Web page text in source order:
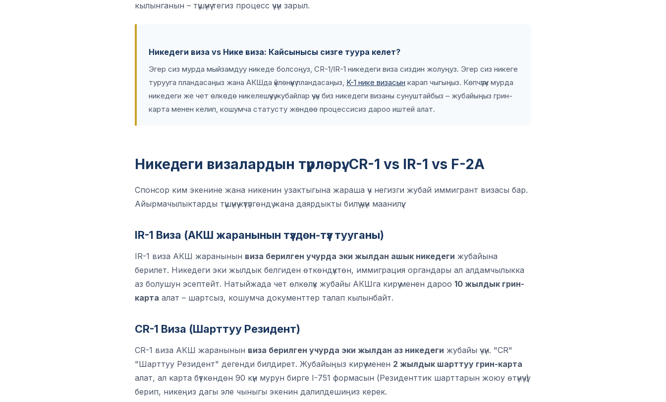
кылынганын – түшүнүү тегиз процесс үчүн зарыл.
Никедеги виза vs Нике виза: Кайсынысы сизге туура келет?
Эгер сиз мурда мыйзамдуу никеде болсоңуз, CR-1/IR-1 никедеги виза сиздин жолуңуз. Эгер сиз никеге
турууга пландасаңыз жана АКШда үйлөнүүнү пландасаңыз, K-1 нике визасын карап чыгыңыз. Көпчүлүк мурда
никедеги же чет өлкөдө никелешүүчү жубайлар үчүн биз никедеги визаны сунуштайбыз – жубайыңыз грин-
карта менен келип, кошумча статусту жөндөө процессисиз дароо иштей алат.
Никедеги визалардын түрлөрү: CR-1 vs IR-1 vs F-2A
Спонсор ким экенине жана никенин узактыгына жараша үч негизги жубай иммигрант визасы бар.
Айырмачылыктарды түшүнүү күтүлгөндү жана даярдыкты билүү үчүн маанилүү.
IR-1 Виза (АКШ жаранынын түздөн-түз тууганы)
IR-1 виза АКШ жаранынын виза берилген учурда эки жылдан ашык никедеги жубайына
берилет. Никедеги эки жылдык белгиден өткөндүктөн, иммиграция органдары ал алдамчылыкка
аз болушун эсептейт. Натыйжада чет өлкөлүк жубайы АКШга кирүү менен дароо 10 жылдык грин-
карта алат – шартсыз, кошумча документтер талап кылынбайт.
CR-1 Виза (Шарттуу Резидент)
CR-1 виза АКШ жаранынын виза берилген учурда эки жылдан аз никедеги жубайы үчүн. "CR"
"Шарттуу Резидент" дегенди билдирет. Жубайыңыз кирүү менен 2 жылдык шарттуу грин-карта
алат, ал карта бүткөндөн 90 күн мурун бирге I-751 формасын (Резиденттик шарттарын жоюу өтүнүчү)
берип, никеңиз дагы эле чыныгы экенин далилдешиңиз керек.